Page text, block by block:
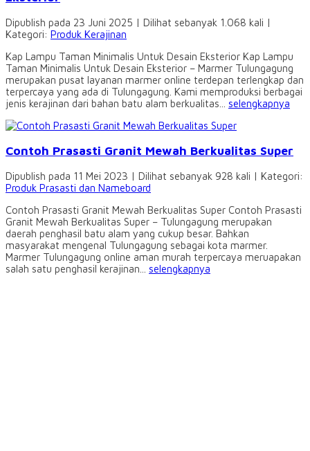
Dipublish pada 23 Juni 2025 | Dilihat sebanyak 1.068 kali |
Kategori: Produk Kerajinan
Kap Lampu Taman Minimalis Untuk Desain Eksterior Kap Lampu
Taman Minimalis Untuk Desain Eksterior – Marmer Tulungagung
merupakan pusat layanan marmer online terdepan terlengkap dan
terpercaya yang ada di Tulungagung. Kami memproduksi berbagai
jenis kerajinan dari bahan batu alam berkualitas... selengkapnya
Contoh Prasasti Granit Mewah Berkualitas Super
Dipublish pada 11 Mei 2023 | Dilihat sebanyak 928 kali | Kategori:
Produk Prasasti dan Nameboard
Contoh Prasasti Granit Mewah Berkualitas Super Contoh Prasasti
Granit Mewah Berkualitas Super – Tulungagung merupakan
daerah penghasil batu alam yang cukup besar. Bahkan
masyarakat mengenal Tulungagung sebagai kota marmer.
Marmer Tulungagung online aman murah terpercaya meruapakan
salah satu penghasil kerajinan... selengkapnya